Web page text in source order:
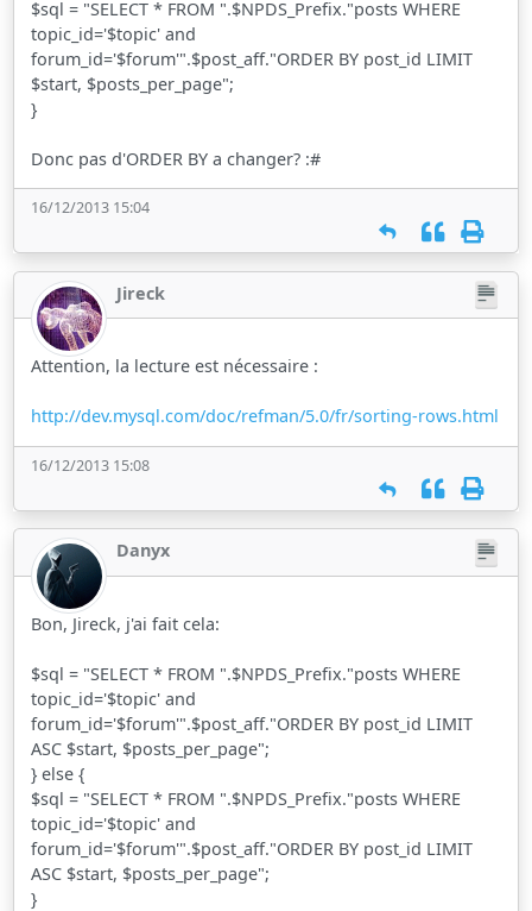
$sql = "SELECT * FROM ".$NPDS_Prefix."posts WHERE
topic_id='$topic' and
forum_id='$forum'".$post_aff."ORDER BY post_id LIMIT
$start, $posts_per_page";
}
Donc pas d'ORDER BY a changer? :#
16/12/2013 15:04
Jireck
Attention, la lecture est nécessaire :
http://dev.mysql.com/doc/refman/5.0/fr/sorting-rows.html
16/12/2013 15:08
Danyx
Bon, Jireck, j'ai fait cela:
$sql = "SELECT * FROM ".$NPDS_Prefix."posts WHERE
topic_id='$topic' and
forum_id='$forum'".$post_aff."ORDER BY post_id LIMIT
ASC $start, $posts_per_page";
} else {
$sql = "SELECT * FROM ".$NPDS_Prefix."posts WHERE
topic_id='$topic' and
forum_id='$forum'".$post_aff."ORDER BY post_id LIMIT
ASC $start, $posts_per_page";
}